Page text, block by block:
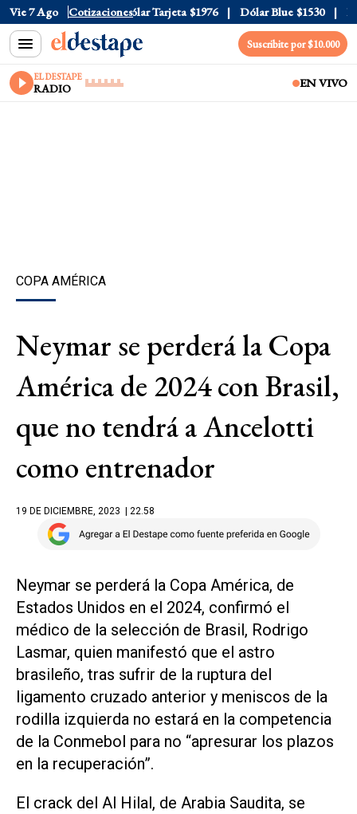
Vie 7 Ago Cotizaciones
Oficial $1520 Dólar Tarjeta $1976 Dólar Blue $1530
Suscribite por $10.000
EL DESTAPE
RADIO EN VIVO
COPA AMÉRICA
Neymar se perderá la Copa
América de 2024 con Brasil,
que no tendrá a Ancelotti
como entrenador
19 DE DICIEMBRE, 2023 | 22.58
Neymar se perderá la Copa América, de
Estados Unidos en el 2024, confirmó el
médico de la selección de Brasil, Rodrigo
Lasmar, quien manifestó que el astro
brasileño, tras sufrir de la ruptura del
ligamento cruzado anterior y meniscos de la
rodilla izquierda no estará en la competencia
de la Conmebol para no “apresurar los plazos
en la recuperación”.
El crack del Al Hilal, de Arabia Saudita, se